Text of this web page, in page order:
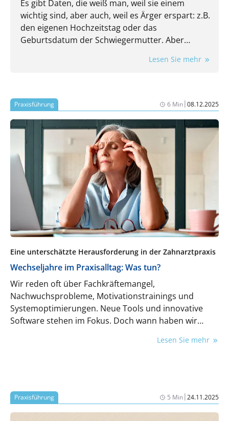
Es gibt Daten, die weiß man, weil sie einem
wichtig sind, aber auch, weil es Ärger erspart: z.B.
den eigenen Hochzeitstag oder das
Geburtsdatum der Schwiegermutter. Aber
Ihrer Praxis? Auch die sind wichtig und auch die
Öffnungsstunde Ihrer Praxis mindestens
erwirtschaftet werden muss, damit am
Monatsende wirklich etwas übrigbleibt? Falls Sie
jetzt kurz (oder vielleicht sogar länger) überlegen
müssen: Herzlich willkommen im Club. Sie sind in
sehr guter Gesellschaft.
Lesen Sie mehr
Praxisführung 6 Min|08.12.2025
Eine unterschätzte Herausforderung in der Zahnarztpraxis
Wechseljahre im Praxisalltag: Was tun?
Wir reden oft über Fachkräftemangel,
Nachwuchsprobleme, Motivationstrainings und
Systemoptimierungen. Neue Tools und innovative
Software stehen im Fokus. Doch wann haben wir
für Tag die Zahnarztpraxis zusammenhält?Lesen Sie mehr
Praxisführung 5 Min|24.11.2025